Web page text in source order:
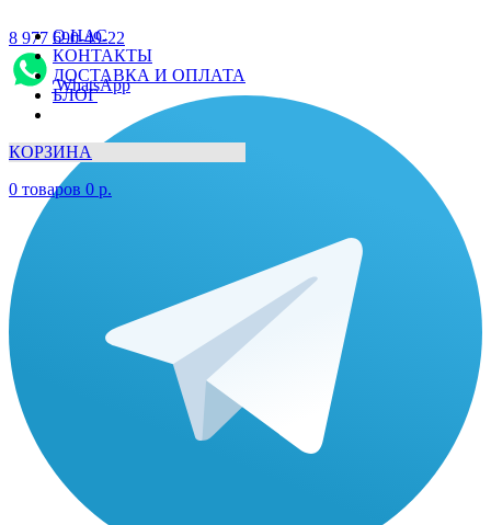
О НАС
КОНТАКТЫ
ДОСТАВКА И ОПЛАТА
БЛОГ
КОРЗИНА
0 товаров 0 р.
8 977 690-49-22
WhatsApp